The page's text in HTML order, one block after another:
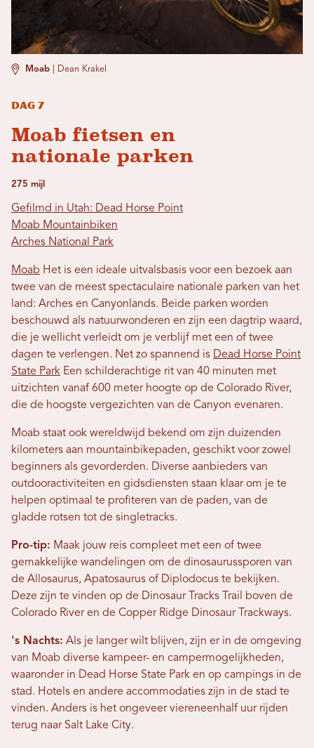
Moab Dean Krakel
Dag 7
Moab fietsen en
nationale parken
275 mijl
Gefilmd in Utah: Dead Horse Point
Moab Mountainbiken
Arches National Park
Moab Het is een ideale uitvalsbasis voor een bezoek aan
twee van de meest spectaculaire nationale parken van het
land: Arches en Canyonlands. Beide parken worden
beschouwd als natuurwonderen en zijn een dagtrip waard,
die je wellicht verleidt om je verblijf met een of twee
dagen te verlengen. Net zo spannend is Dead Horse Point
State Park Een schilderachtige rit van 40 minuten met
uitzichten vanaf 600 meter hoogte op de Colorado River,
die de hoogste vergezichten van de Canyon evenaren.
Moab staat ook wereldwijd bekend om zijn duizenden
kilometers aan mountainbikepaden, geschikt voor zowel
beginners als gevorderden. Diverse aanbieders van
outdooractiviteiten en gidsdiensten staan ​​klaar om je te
helpen optimaal te profiteren van de paden, van de
gladde rotsen tot de singletracks.
Pro-tip: Maak jouw reis compleet met een of twee
gemakkelijke wandelingen om de dinosaurussporen van
de Allosaurus, Apatosaurus of Diplodocus te bekijken.
Deze zijn te vinden op de Dinosaur Tracks Trail boven de
Colorado River en de Copper Ridge Dinosaur Trackways.
's Nachts: Als je langer wilt blijven, zijn er in de omgeving
van Moab diverse kampeer- en campermogelijkheden,
waaronder in Dead Horse State Park en op campings in de
stad. Hotels en andere accommodaties zijn in de stad te
vinden. Anders is het ongeveer viereneenhalf uur rijden
terug naar Salt Lake City.